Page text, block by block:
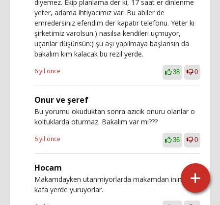
diyemez. Ekip planlama der ki, 17 saat er dinlenme
yeter, adama ihtiyacımız var. Bu abiler de
emredersiniz efendim der kapatır telefonu. Yeter ki
şirketimiz varolsun:) nasılsa kendileri uçmuyor,
uçanlar düşünsün:) şu aşı yapılmaya başlansın da
bakalım kim kalacak bu rezil yerde.
6 yıl önce 38 0
Onur ve şeref
Bu yorumu okuduktan sonra azıcık onuru olanlar o
koltuklarda oturmaz. Bakalım var mı???
6 yıl önce 36 0
Hocam
Makamdayken utanmiyorlarda makamdan inince
kafa yerde yuruyorlar.